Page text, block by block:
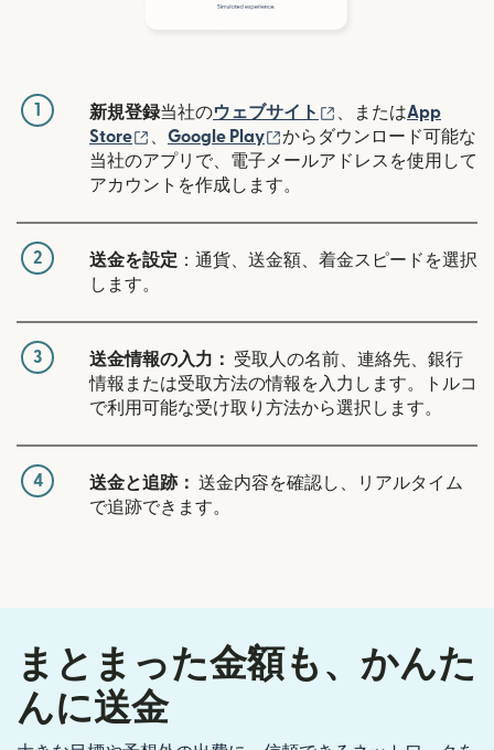
1 新規登録当社のウェブサイト （別ウィンドウで
、またはApp
Store
（別ウィンドウで開きます）
、 Google Play （別ウィンドウで開きま
からダウンロード可能な
当社のアプリで、電子メールアドレスを使用して
アカウントを作成します。
2 送金を設定 ：通貨、送金額、着金スピードを選択
します。
3 送金情報の入力：
受取人の名前、連絡先、銀行
情報または受取方法の情報を入力します。トルコ
で利用可能な受け取り方法から選択します。
4 送金と追跡： 送金内容を確認し、リアルタイム
で追跡できます。
まとまった金額も、かんた
んに送金